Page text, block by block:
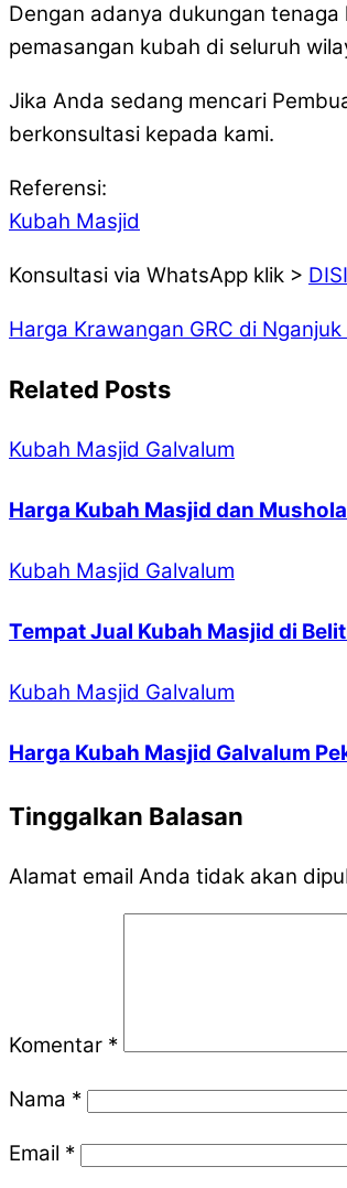
Dengan adanya dukungan
pemasangan kubah di seluruh
Jika Anda sedang mencari
berkonsultasi kepada kami.
Referensi:
Kubah Masjid
Konsultasi via WhatsApp klik >
Harga Krawangan GRC di Nganjuk
Related Posts
Kubah Masjid Galvalum
Harga Kubah Masjid dan
Kubah Masjid Galvalum
Tempat Jual Kubah Masjid di
Kubah Masjid Galvalum
Harga Kubah Masjid Galvalum
Tinggalkan Balasan
Alamat email Anda tidak akan
Komentar *
Nama *
Email *